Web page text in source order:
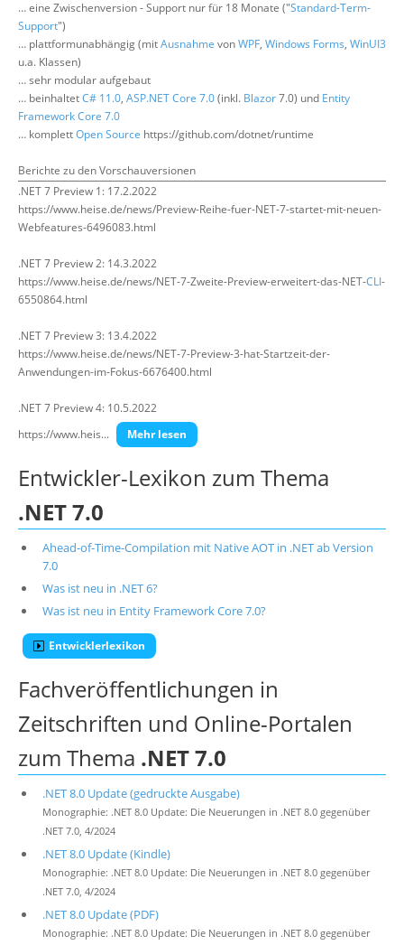
Suche
… eine Zwischenversion - Support nur für 18 Monate ("Standard-Term-
Support")
… plattformunabhängig (mitAusnahme vonWPF, Windows Forms, WinUI3
u.a. Klassen)
… sehr modular aufgebaut
… beinhaltetC# 11.0, ASP.NET Core 7.0(inkl. Blazor7.0) und Entity
Framework Core 7.0
… komplettOpen Source https://github.com/dotnet/runtime
Berichte zu den Vorschauversionen
.NET 7 Preview 1: 17.2.2022
https://www.heise.de/news/Preview-Reihe-fuer-NET-7-startet-mit-neuen-
Webfeatures-6496083.html
.NET 7 Preview 2: 14.3.2022
https://www.heise.de/news/NET-7-Zweite-Preview-erweitert-das-NET-CLI-
6550864.html
.NET 7 Preview 3: 13.4.2022
https://www.heise.de/news/NET-7-Preview-3-hat-Startzeit-der-
Anwendungen-im-Fokus-6676400.html
.NET 7 Preview 4: 10.5.2022
https://www.heis...
Mehr lesen
Entwickler-Lexikon zum Thema
.NET 7.0
Ahead-of-Time-Compilation mit Native AOT in .NET ab Version
7.0
Was ist neu in .NET 6?
Was ist neu in Entity Framework Core 7.0?
Entwicklerlexikon
Fachveröffentlichungen in
Zeitschriften und Online-Portalen
zum Thema .NET 7.0
.NET 8.0 Update (gedruckte Ausgabe)
Monographie: .NET 8.0 Update: Die Neuerungen in .NET 8.0 gegenüber
.NET 7.0, 4/2024
.NET 8.0 Update (Kindle)
Monographie: .NET 8.0 Update: Die Neuerungen in .NET 8.0 gegenüber
.NET 7.0, 4/2024
.NET 8.0 Update (PDF)
Monographie: .NET 8.0 Update: Die Neuerungen in .NET 8.0 gegenüber